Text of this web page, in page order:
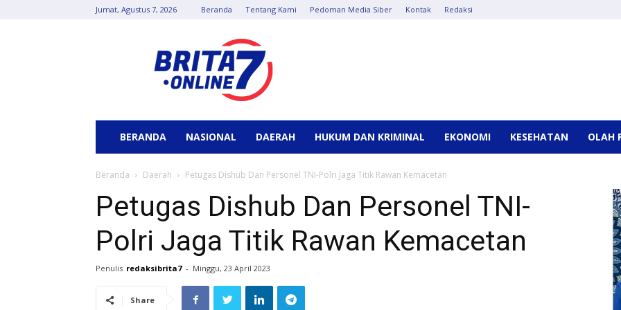
Jumat, Agustus 7, 2026 Beranda Tentang Kami Pedoman Media Siber Kontak Redaksi
Online
BERANDA NASIONAL DAERAH HUKUM DAN KRIMINAL EKONOMI KESEHATAN OLAH
Beranda Daerah Petugas Dishub Dan Personel TNI-Polri Jaga Titik Rawan Kemacetan
Petugas Dishub Dan Personel TNI-
Polri Jaga Titik Rawan Kemacetan
Penulis redaksibrita7 - Minggu, 23 April 2023
Share